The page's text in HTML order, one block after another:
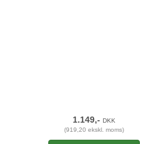
1.149,-DKK
(919,20 ekskl. moms)